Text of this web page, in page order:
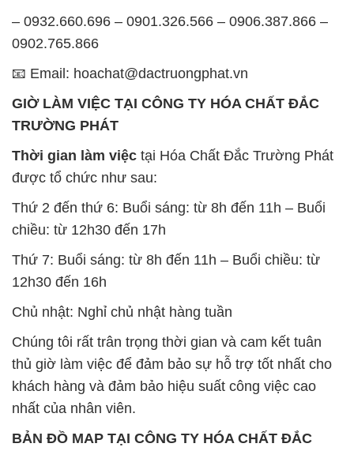
– 0932.660.696 – 0901.326.566 – 0906.387.866 –
0902.765.866
📧 Email: hoachat@dactruongphat.vn
GIỜ LÀM VIỆC TẠI CÔNG TY HÓA CHẤT ĐẮC
TRƯỜNG PHÁT
Thời gian làm việc tại Hóa Chất Đắc Trường Phát
được tổ chức như sau:
Thứ 2 đến thứ 6: Buổi sáng: từ 8h đến 11h – Buổi
chiều: từ 12h30 đến 17h
Thứ 7: Buổi sáng: từ 8h đến 11h – Buổi chiều: từ
12h30 đến 16h
Chủ nhật: Nghỉ chủ nhật hàng tuần
Chúng tôi rất trân trọng thời gian và cam kết tuân
thủ giờ làm việc để đảm bảo sự hỗ trợ tốt nhất cho
khách hàng và đảm bảo hiệu suất công việc cao
nhất của nhân viên.
BẢN ĐỒ MAP TẠI CÔNG TY HÓA CHẤT ĐẮC